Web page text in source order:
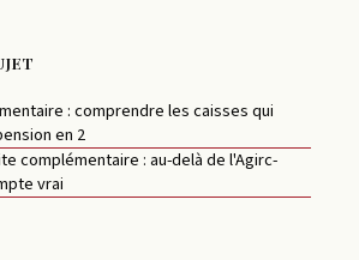
: comprendre les caisses qui
en 2
complémentaire : au-delà de l'Agirc-
vrai